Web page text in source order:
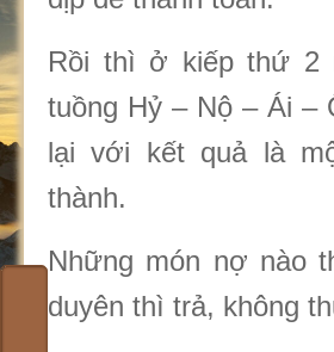
Rồi thì ở kiếp thứ 2
tuồng Hỷ – Nộ – Ái –
lại với kết quả là
thành.
Những món nợ nào
duyên thì trả, không